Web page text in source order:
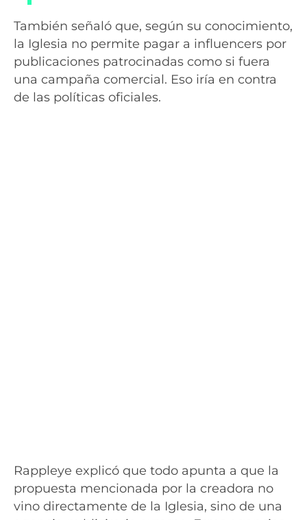
También señaló que, según su conocimiento,
la Iglesia no permite pagar a influencers por
publicaciones patrocinadas como si fuera
una campaña comercial. Eso iría en contra
de las políticas oficiales.
Rappleye explicó que todo apunta a que la
propuesta mencionada por la creadora no
vino directamente de la Iglesia, sino de una